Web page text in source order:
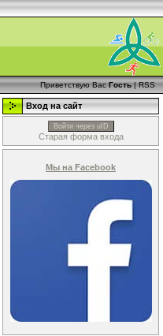
Приветствую Вас Гость|RSS
Вход на сайт
Войти через uID
Старая форма входа
Мы на Facebook